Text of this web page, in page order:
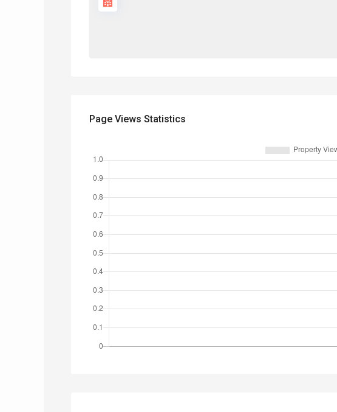
Page Views Statistics